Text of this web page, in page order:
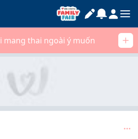
mang thai ngoài ý muốn